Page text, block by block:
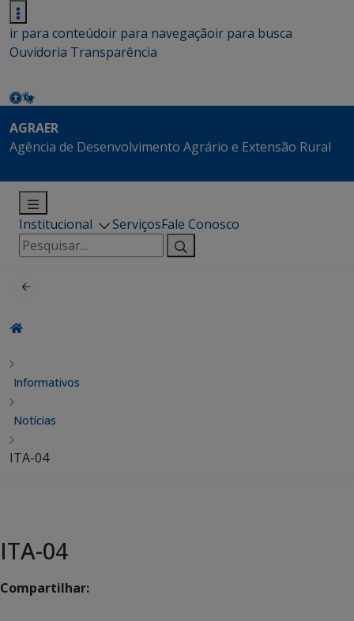
ir para conteúdoir para navegaçãoir para busca
Ouvidoria Transparência
AGRAER
Agência de Desenvolvimento Agrário e Extensão Rural
Institucional ServiçosFale Conosco
Pesquisar
por:
Informativos
Notícias
ITA-04
ITA-04
Compartilhar: